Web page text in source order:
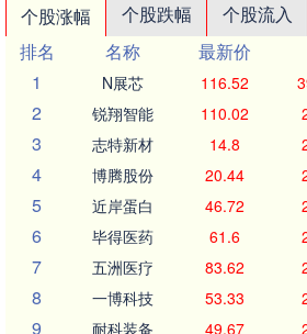
个股涨幅 个股跌幅 个股流入
排名
名称 最新价
1
N展芯 116.52
2 锐翔智能 110.02
3 志特新材 14.8
4 博腾股份 20.44
5 近岸蛋白 46.72
6 毕得医药 61.6
7 五洲医疗 83.62
8 一博科技 53.33
9 耐科装备 49.67